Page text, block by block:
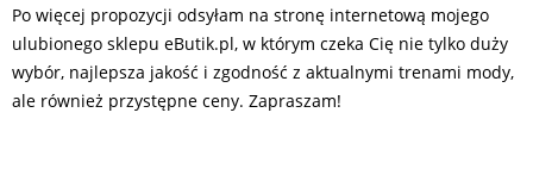
Po więcej propozycji odsyłam na stronę internetową mojego
ulubionego sklepu eButik.pl, w którym czeka Cię nie tylko duży
wybór, najlepsza jakość i zgodność z aktualnymi trenami mody,
ale również przystępne ceny. Zapraszam!